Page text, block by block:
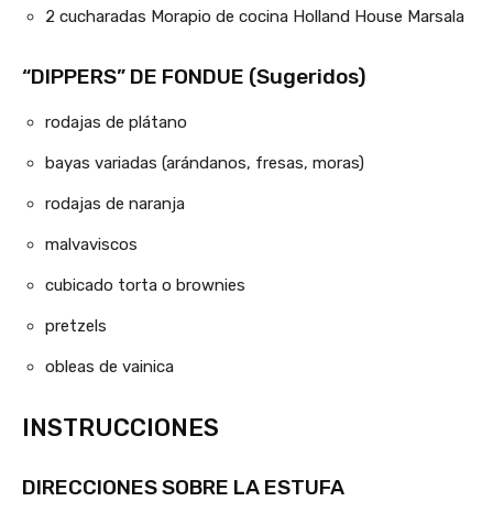
2 cucharadas Morapio de cocina Holland House Marsala
“DIPPERS” DE FONDUE (Sugeridos)
rodajas de plátano
bayas variadas (arándanos, fresas, moras)
rodajas de naranja
malvaviscos
cubicado torta o brownies
pretzels
obleas de vainica
INSTRUCCIONES
DIRECCIONES SOBRE LA ESTUFA